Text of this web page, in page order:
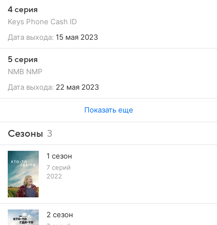
4 серия
Keys Phone Cash ID
Дата выхода: 15 мая 2023
5 серия
NMB NMP
Дата выхода: 22 мая 2023
Показать еще
Сезоны 3
1 сезон
7 серий
2022
2 сезон